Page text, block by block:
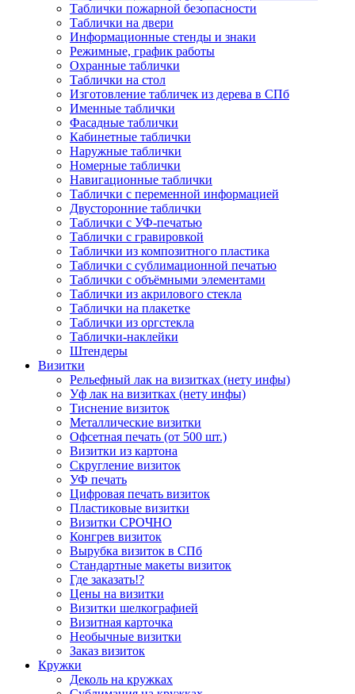
Таблички пожарной безопасности
Таблички на двери
Информационные стенды и знаки
Режимные, график работы
Охранные таблички
Таблички на стол
Изготовление табличек из дерева в СПб
Именные таблички
Фасадные таблички
Кабинетные таблички
Наружные таблички
Номерные таблички
Навигационные таблички
Таблички с переменной информацией
Двусторонние таблички
Таблички с УФ-печатью
Таблички с гравировкой
Таблички из композитного пластика
Таблички с сублимационной печатью
Таблички с объёмными элементами
Таблички из акрилового стекла
Таблички на плакетке
Таблички из оргстекла
Таблички-наклейки
Штендеры
Визитки
Рельефный лак на визитках (нету инфы)
Уф лак на визитках (нету инфы)
Тиснение визиток
Металлические визитки
Офсетная печать (от 500 шт.)
Визитки из картона
Скругление визиток
УФ печать
Цифровая печать визиток
Пластиковые визитки
Визитки СРОЧНО
Конгрев визиток
Вырубка визиток в СПб
Стандартные макеты визиток
Где заказать!?
Цены на визитки
Визитки шелкографией
Визитная карточка
Необычные визитки
Заказ визиток
Кружки
Деколь на кружках